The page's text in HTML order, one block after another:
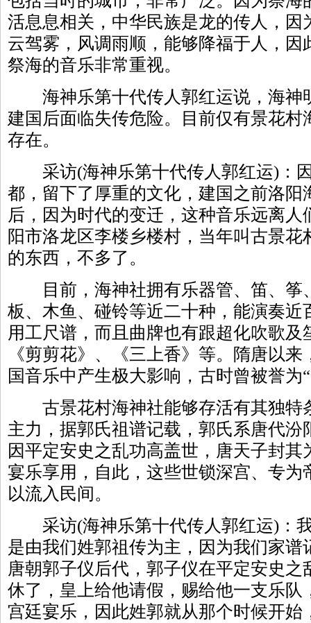
活息息相关，中华民族是龙的传人，因
云驾雾，风调雨顺，能够降福于人，因
祭海的音乐非常重视。
海神乐第十代传人郭红运说，海神
建国后面临失传危险。目前仅有景花村
存在。
采访(海神乐第十代传人郭红运)：
都，留下了厚重的文化，建国之前洛阳
后，因为时代的变迁，这种音乐远离
阳市洛龙区李楼乡楼村，当年叫古景
的东西，不多了。
目前，海神社拥有乐器管、笛、筝
板、木鱼、碰铃等近二十种，能演奏近
用工尺谱，而且曲牌也有跟超化吹歌
《剪剪花》、《三上香》等。隋唐以
国音乐中产生极大影响，古时曾被誉为
古景花村海神社能够存活有其独特
主力，据郭氏祖谱记载，郭氏系唐代汾
因平定安史之乱功高盖世，唐天子封其
宴乐享用，自此，这些世锁深宫、专为
以流入民间。
采访(海神乐第十代传人郭红运)：
是由我们姓郭祖传为主，因为我们家谱
唐朝郭子仪后代，郭子仪在平定安史
休了，皇上给他请假，赐给他一支乐队
宫廷宴乐，因此姓郭就从那个时候开始